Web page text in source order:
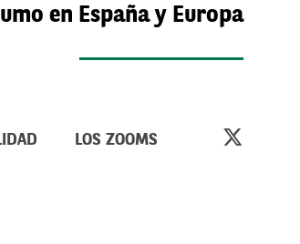
en España y Europa
LOS ZOOMS